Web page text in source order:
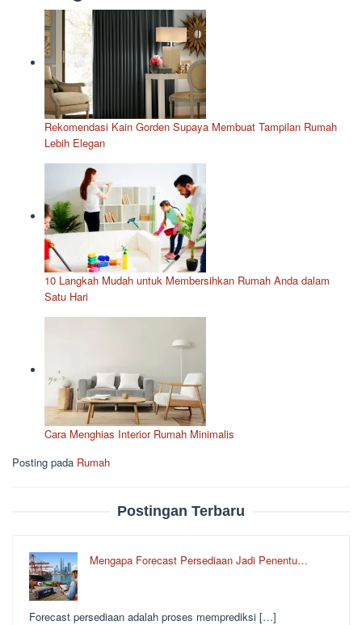
Rekomendasi Kain Gorden Supaya Membuat Tampilan Rumah
Lebih Elegan
10 Langkah Mudah untuk Membersihkan Rumah Anda dalam
Satu Hari
Cara Menghias Interior Rumah Minimalis
Posting pada Rumah
Postingan Terbaru
Mengapa Forecast Persediaan Jadi Penentu…
Forecast persediaan adalah proses memprediksi […]